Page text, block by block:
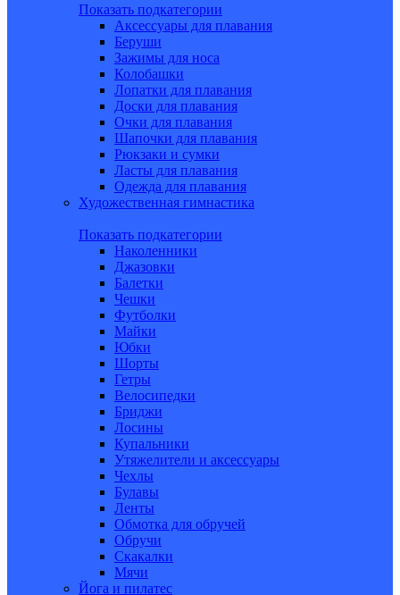
Показать подкатегории
Аксессуары для плавания
Беруши
Зажимы для носа
Колобашки
Лопатки для плавания
Доски для плавания
Очки для плавания
Шапочки для плавания
Рюкзаки и сумки
Ласты для плавания
Одежда для плавания
Художественная гимнастика
Показать подкатегории
Наколенники
Джазовки
Балетки
Чешки
Футболки
Майки
Юбки
Шорты
Гетры
Велосипедки
Бриджи
Лосины
Купальники
Утяжелители и аксессуары
Чехлы
Булавы
Ленты
Обмотка для обручей
Обручи
Скакалки
Мячи
Йога и пилатес